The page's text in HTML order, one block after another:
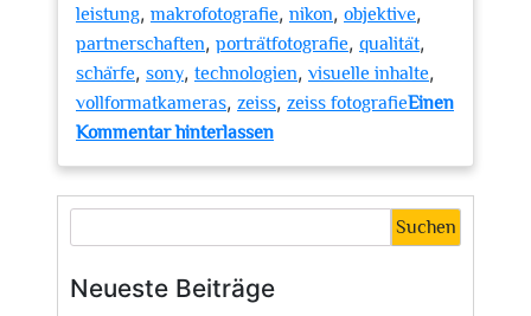
leistung, makrofotografie, nikon, objektive,
partnerschaften, porträtfotografie, qualität,
schärfe, sony, technologien, visuelle inhalte,
vollformatkameras, zeiss, zeiss fotografieEinen
Kommentar hinterlassenzu
Fotografie:
Qualität
Präzision
Suchen
Neueste Beiträge